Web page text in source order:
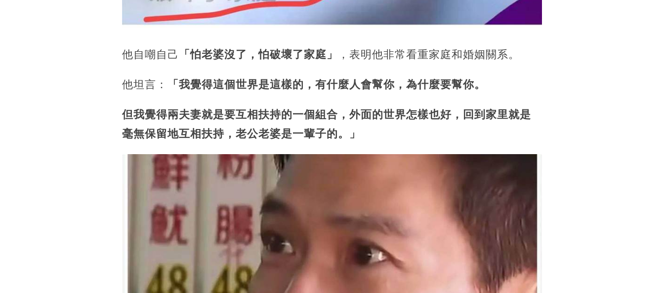
他自嘲自己 「怕老婆沒了，怕破壞了家庭」 ，表明他非常看重家庭和婚姻關系。
他坦言： 「我覺得這個世界是這樣的，有什麼人會幫你，為什麼要幫你。
但我覺得兩夫妻就是要互相扶持的一個組合， 外面的世界怎樣也好，回到家里就是
毫無保留地互相扶持，老公老婆是一輩子的。」